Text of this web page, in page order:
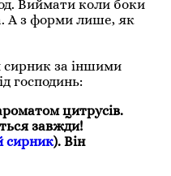
Виймати коли боки
А з форми лише, як
за іншими
господинь:
цитрусів.
завжди!
сирник). Він